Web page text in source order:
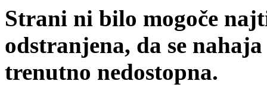
Strani ni bilo mogoče
odstranjena, da se
trenutno nedostopna.